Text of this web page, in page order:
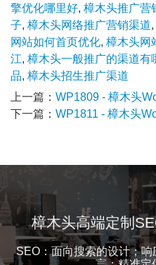
擎优化哪里好, 樟木头推广营
子, 樟木头网络推广营销渠道,
网站如何首页优化, 樟木头网
江, 樟木头一般推广的渠道有
品, 樟木头招生推广渠道
上一篇： WP1809 - 樟木头
下一篇： WP1811 - 樟木头
樟木头高端定制
SEO：面向搜索的设计；